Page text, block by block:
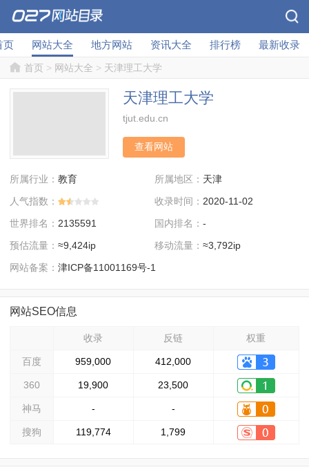
页 网站大全 地方网站 资讯大全 排行榜 最新收录
首页 > 网站大全 > 天津理工大学
天津理工大学
tjut.edu.cn
查看网站
所属行业： 教育 所属地区： 天津
人气指数：
收录时间： 2020-11-02
世界排名： 2135591 国内排名： -
预估流量： ≈9,424ip 移动流量： ≈3,792ip
网站备案： 津ICP备11001169号-1
网站SEO信息
收录 反链 权重
百度 959,000 412,000
360 19,900 23,500
神马 - -
搜狗 119,774 1,799